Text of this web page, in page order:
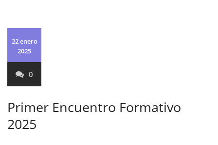
22 enero
2025
0
Primer Encuentro Formativo
2025